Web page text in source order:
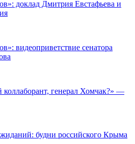
доклад Дмитрия Евстафьева и
видеоприветствие сенатора
коллаборант, генерал Хомчак?» —
будни российского Крыма